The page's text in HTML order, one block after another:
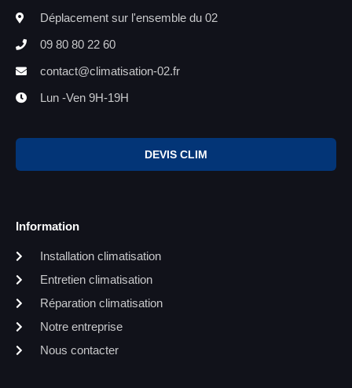
Déplacement sur l'ensemble du 02
09 80 80 22 60
contact@climatisation-02.fr
Lun -Ven 9H-19H
DEVIS CLIM
Information
Installation climatisation
Entretien climatisation
Réparation climatisation
Notre entreprise
Nous contacter